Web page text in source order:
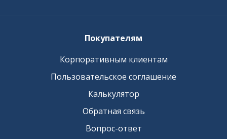
Покупателям
Корпоративным клиентам
Пользовательское соглашение
Калькулятор
Обратная связь
Вопрос-ответ